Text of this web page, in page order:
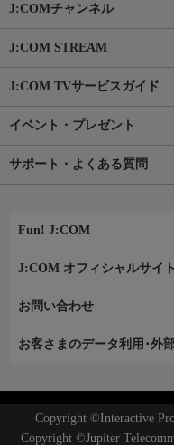
J:COMチャンネル
J:COM STREAM
J:COM TVサービスガイド
イベント・プレゼント
サポート・よくある質問
Fun! J:COM
J:COM オフィシャルサイト
お問い合わせ
お客さまのデータ利用･外
Copyright ©Interactive
Copyright ©Jupiter